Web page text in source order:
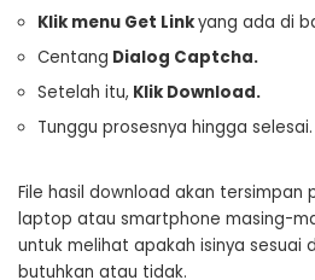
Klik menu Get Linkyang ada di
Centang Dialog Captcha.
Setelah itu, Klik Download.
Tunggu prosesnya hingga selesai.
File hasil download akan
laptop atau smartphone masing-
untuk melihat apakah isinya sesuai
butuhkan atau tidak.